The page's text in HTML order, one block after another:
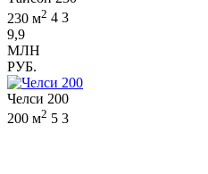
230 м2 4 3
9,9
МЛН
РУБ.
Челси 200
200 м2 5 3